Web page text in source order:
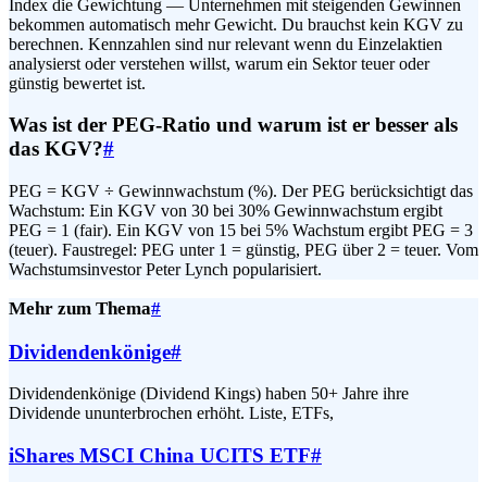
Index die Gewichtung — Unternehmen mit steigenden Gewinnen
bekommen automatisch mehr Gewicht. Du brauchst kein KGV zu
berechnen. Kennzahlen sind nur relevant wenn du Einzelaktien
analysierst oder verstehen willst, warum ein Sektor teuer oder
günstig bewertet ist.
Was ist der PEG-Ratio und warum ist er besser als
das KGV?#
PEG = KGV ÷ Gewinnwachstum (%). Der PEG berücksichtigt das
Wachstum: Ein KGV von 30 bei 30% Gewinnwachstum ergibt
PEG = 1 (fair). Ein KGV von 15 bei 5% Wachstum ergibt PEG = 3
(teuer). Faustregel: PEG unter 1 = günstig, PEG über 2 = teuer. Vom
Wachstumsinvestor Peter Lynch popularisiert.
Mehr zum Thema#
Dividendenkönige#
Dividendenkönige (Dividend Kings) haben 50+ Jahre ihre
Dividende ununterbrochen erhöht. Liste, ETFs,
iShares MSCI China UCITS ETF#